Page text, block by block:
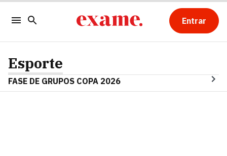
Entrar
Esporte
FASE DE GRUPOS COPA 2026